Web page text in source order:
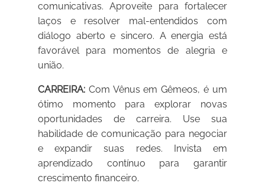
comunicativas. Aproveite para fortalecer
laços e resolver mal-entendidos com
diálogo aberto e sincero. A energia está
favorável para momentos de alegria e
união.
CARREIRA: Com Vênus em Gêmeos, é um
ótimo momento para explorar novas
oportunidades de carreira. Use sua
habilidade de comunicação para negociar
e expandir suas redes. Invista em
aprendizado contínuo para garantir
crescimento financeiro.